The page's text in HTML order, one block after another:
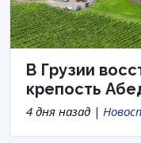
В Грузии
крепость
4 дня назад |